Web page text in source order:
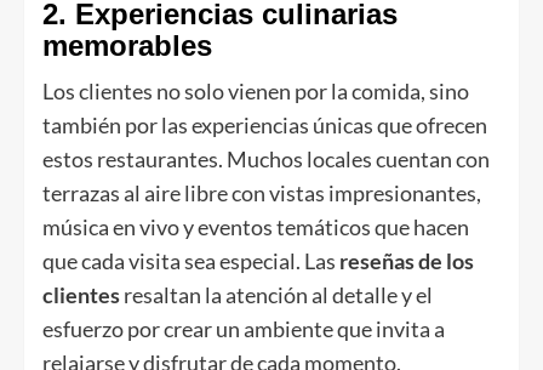
2. Experiencias culinarias
memorables
Los clientes no solo vienen por la comida, sino
también por las experiencias únicas que ofrecen
estos restaurantes. Muchos locales cuentan con
terrazas al aire libre con vistas impresionantes,
música en vivo y eventos temáticos que hacen
que cada visita sea especial. Las reseñas de los
clientesresaltan la atención al detalle y el
esfuerzo por crear un ambiente que invita a
relajarse y disfrutar de cada momento.